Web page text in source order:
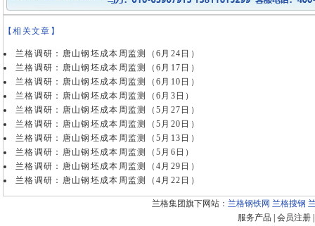
【相关文章】
兰格调研：唐山钢坯成本周监测（6月24日）
兰格调研：唐山钢坯成本周监测（6月17日）
兰格调研：唐山钢坯成本周监测（6月10日）
兰格调研：唐山钢坯成本周监测（6月3日）
兰格调研：唐山钢坯成本周监测（5月27日）
兰格调研：唐山钢坯成本周监测（5月20日）
兰格调研：唐山钢坯成本周监测（5月13日）
兰格调研：唐山钢坯成本周监测（5月6日）
兰格调研：唐山钢坯成本周监测（4月29日）
兰格调研：唐山钢坯成本周监测（4月22日）
兰格集团旗下网站： 兰格钢铁网 兰格搜钢
服务产品
会员注册